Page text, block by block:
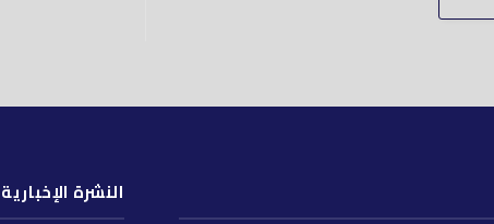
النشرة الإخبارية